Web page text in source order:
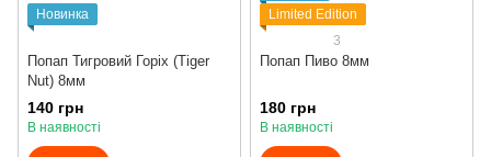
Новинка
Попап Тигровий Горіх (Tiger
Nut) 8мм
140 грн
В наявності
Limited Edition
3
Попап Пиво 8мм
180 грн
В наявності